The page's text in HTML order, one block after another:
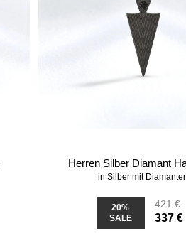
Herren Silber Diamant
in Silber mit
20%
SALE
421 €
337 €